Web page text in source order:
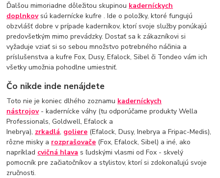
Ďalšou mimoriadne dôležitou skupinou kaderníckych
doplnkovsú kadernícke kufre . Ide o položky, ktoré fungujú
obzvlášť dobre v prípade kaderníkov, ktorí svoje služby ponúkajú
predovšetkým mimo prevádzky. Dostať sa k zákazníkovi si
vyžaduje vziať si so sebou množstvo potrebného náčinia a
príslušenstva a kufre Fox, Dusy, Efalock, Sibel či Tondeo vám ich
všetky umožnia pohodlne umiestniť.
Čo nikde inde nenájdete
Toto nie je koniec dlhého zoznamu kaderníckych
nástrojov- kadernícke váhy (tu odporúčame produkty Wella
Professionals, Goldwell, Efalock a
Inebrya), zrkadlá, goliere (Efalock, Dusy, Inebrya a Fripac-Medis),
rôzne misky a rozprašovače (Fox, Efalock, Sibel) a iné, ako
napríklad cvičná hlava s ľudskými vlasmi od Fox - skvelý
pomocník pre začiatočníkov a stylistov, ktorí si zdokonaľujú svoje
zručnosti.